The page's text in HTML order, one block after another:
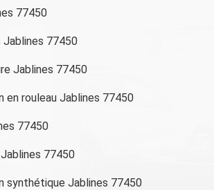
77450
Jablines 77450
Jablines 77450
en rouleau Jablines 77450
77450
77450
synthétique Jablines 77450